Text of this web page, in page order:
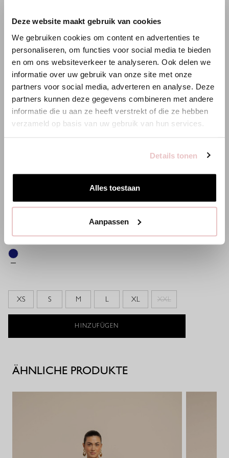
Deze website maakt gebruik van cookies
We gebruiken cookies om content en advertenties te
personaliseren, om functies voor social media te bieden
en om ons websiteverkeer te analyseren. Ook delen we
informatie over uw gebruik van onze site met onze
partners voor social media, adverteren en analyse. Deze
partners kunnen deze gegevens combineren met andere
informatie die u aan ze heeft verstrekt of die ze hebben
verzameld op basis van uw gebruik van hun services.
Details tonen
Alles toestaan
Aanpassen
JOLIJN BONDED JACKET - ELECTRIC BLUE
125,97 €
XS S M L XL XXL
HINZUFÜGEN
ÄHNLICHE PRODUKTE
WILLKOMMEN BEI STUDIO
ANNELOES
Es scheint, dass du uns von einem anderen Land aus
Bist du am richtigen Ort?
Zur niederländischen Seite wechseln